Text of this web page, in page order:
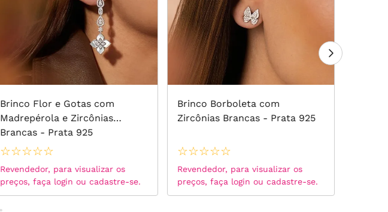
Brinco Flor e Gotas com
Madrepérola e Zircônias
Brancas - Prata 925
☆☆☆☆☆
Revendedor, para visualizar os
preços, faça login ou cadastre-se.
Brinco Borboleta com
Zircônias Brancas - Prata 925
☆☆☆☆☆
Revendedor, para visualizar os
preços, faça login ou cadastre-se.